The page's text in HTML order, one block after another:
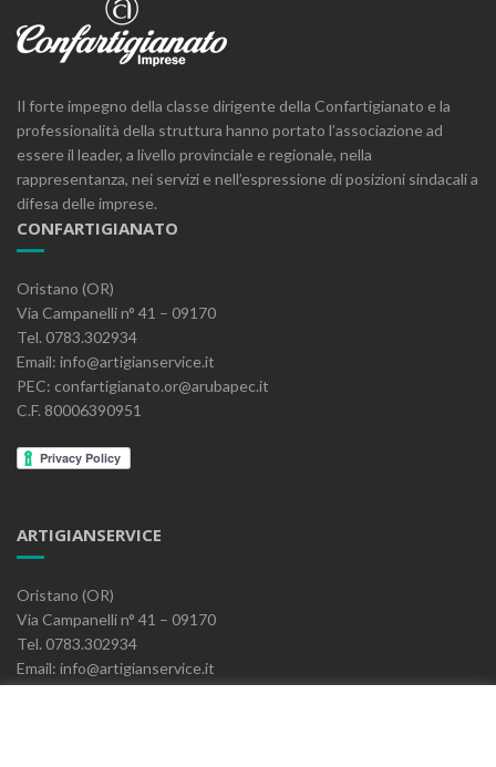
Il forte impegno della classe dirigente della Confartigianato e la
professionalità della struttura hanno portato l’associazione ad
essere il leader, a livello provinciale e regionale, nella
rappresentanza, nei servizi e nell’espressione di posizioni sindacali a
difesa delle imprese.
CONFARTIGIANATO
Oristano (OR)
Via Campanelli n° 41 – 09170
Tel. 0783.302934
Email: info@artigianservice.it
PEC: confartigianato.or@arubapec.it
C.F. 80006390951
ARTIGIANSERVICE
Oristano (OR)
Via Campanelli n° 41 – 09170
Tel. 0783.302934
Email: info@artigianservice.it